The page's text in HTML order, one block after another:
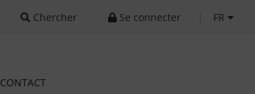
Chercher Se connecter FR
CONTACT